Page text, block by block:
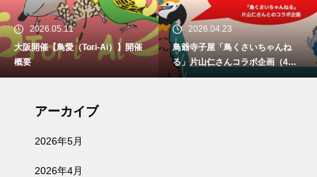
【鳥愛（Tori-Ai）】開催
2026.04.23
鳥爺寺子屋「鳥くさいちゃんね
る」片山仁さんコラボ企画（4月2
9日、5月30日、6月21日）開催
【続報
【埼玉
アーカイブ
2026年5月
2026年4月